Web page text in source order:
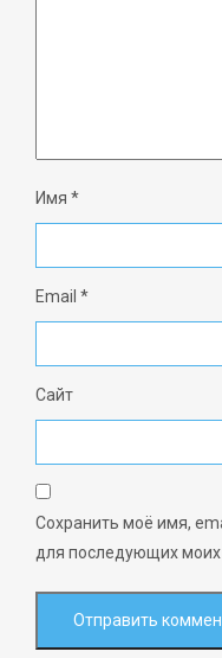
Имя *
Email *
Сайт
Сохранить моё имя,
для последующих моих